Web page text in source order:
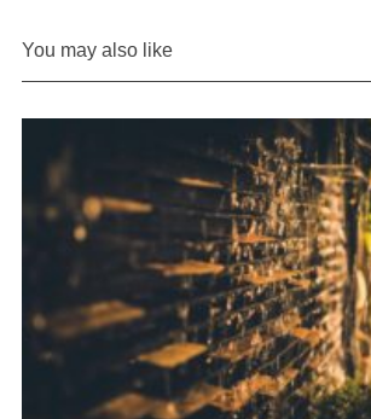
You may also like